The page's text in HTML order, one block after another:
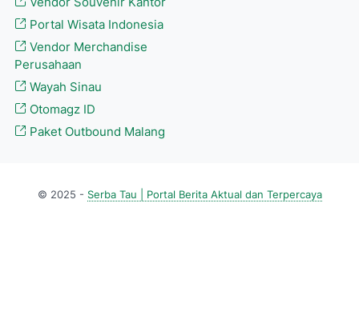
Portal Wisata Indonesia
Vendor Merchandise
Perusahaan
Wayah Sinau
Otomagz ID
Paket Outbound Malang
© 2025 - Serba Tau | Portal Berita Aktual dan Terpercaya